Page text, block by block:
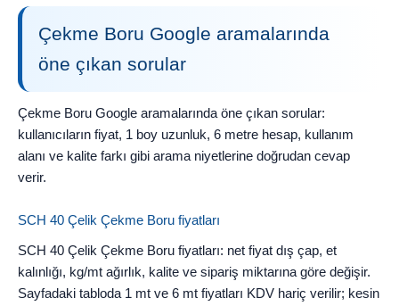
Çekme Boru Google aramalarında
öne çıkan sorular
Çekme Boru Google aramalarında öne çıkan sorular:
kullanıcıların fiyat, 1 boy uzunluk, 6 metre hesap, kullanım
alanı ve kalite farkı gibi arama niyetlerine doğrudan cevap
verir.
SCH 40 Çelik Çekme Boru fiyatları
SCH 40 Çelik Çekme Boru fiyatları: net fiyat dış çap, et
kalınlığı, kg/mt ağırlık, kalite ve sipariş miktarına göre değişir.
Sayfadaki tabloda 1 mt ve 6 mt fiyatları KDV hariç verilir; kesin